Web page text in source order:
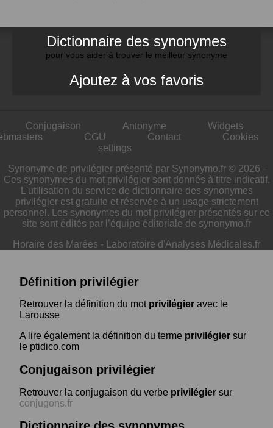
Dictionnaire des synonymes
pour vous aider à trouver le meilleur synonyme
Ajoutez à vos favoris
Conjugaison Antonyme
Widgets
CGU Contact
Cookies
settings
Synonyme de privilégier présenté par Synonymo.fr © 2026 -
Ces synonymes du mot privilégier sont donnés à titre indicatif.
L'utilisation du service de dictionnaire des synonymes
privilégier est gratuite et réservée à un usage strictement
personnel. Les synonymes du mot privilégier présentés sur ce
site sont édités par l’équipe éditoriale de synonymo.fr
Horaire des Marées - Laboratoire d'Analyses Médicales.fr
Définition privilégier
Retrouver la définition du mot privilégier avec le
Larousse
A lire également la définition du terme privilégier sur
le ptidico.com
Conjugaison privilégier
Retrouver la conjugaison du verbe privilégier sur
conjugons.fr